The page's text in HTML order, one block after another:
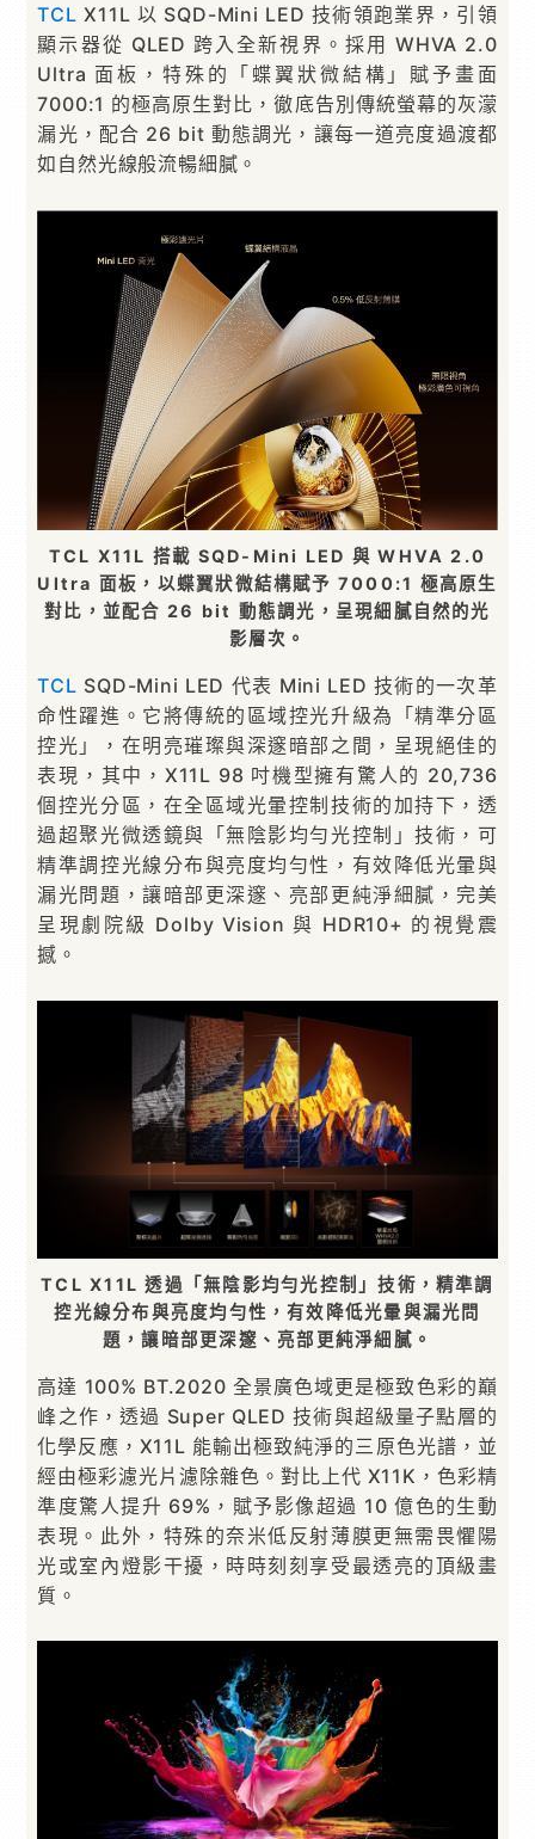
TCL X11L 以 SQD-Mini LED 技術領跑業界，引領
顯示器從 QLED 跨入全新視界。採用 WHVA 2.0
Ultra 面板，特殊的「蝶翼狀微結構」賦予畫面
7000:1 的極高原生對比，徹底告別傳統螢幕的灰濛
漏光，配合 26 bit 動態調光，讓每一道亮度過渡都
如自然光線般流暢細膩。
TCL X11L 搭載 SQD-Mini LED 與 WHVA 2.0
Ultra 面板，以蝶翼狀微結構賦予 7000:1 極高原生
對比，並配合 26 bit 動態調光，呈現細膩自然的光
影層次。
TCL SQD-Mini LED 代表 Mini LED 技術的一次革
命性躍進。它將傳統的區域控光升級為「精準分區
控光」，在明亮璀璨與深邃暗部之間，呈現絕佳的
表現，其中，X11L 98 吋機型擁有驚人的 20,736
個控光分區，在全區域光暈控制技術的加持下，透
過超聚光微透鏡與「無陰影均勻光控制」技術，可
精準調控光線分布與亮度均勻性，有效降低光暈與
漏光問題，讓暗部更深邃、亮部更純淨細膩，完美
呈現劇院級 Dolby Vision 與 HDR10+ 的視覺震
撼。
TCL X11L 透過「無陰影均勻光控制」技術，精準調
控光線分布與亮度均勻性，有效降低光暈與漏光問
題，讓暗部更深邃、亮部更純淨細膩。
高達 100% BT.2020 全景廣色域更是極致色彩的巔
峰之作，透過 Super QLED 技術與超級量子點層的
化學反應，X11L 能輸出極致純淨的三原色光譜，並
經由極彩濾光片濾除雜色。對比上代 X11K，色彩精
準度驚人提升 69%，賦予影像超過 10 億色的生動
表現。此外，特殊的奈米低反射薄膜更無需畏懼陽
光或室內燈影干擾，時時刻刻享受最透亮的頂級畫
質。